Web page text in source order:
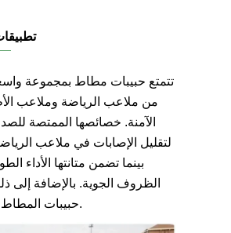
تتمتع حبيبات مطاط بمجموعة
من ملاعب الرياضة وملاعب
الآمنة. خصائصها الممتصة
لتقليل الإصابات في ملاعب
بينما تضمن متانتها الأداء
الظروف الجوية. بالإضافة إلى
حبيبات المطاط في مشاريع البناء.